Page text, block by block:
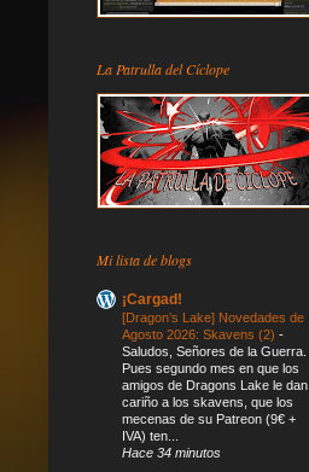
La Patrulla del Cíclope
Mi lista de blogs
¡Cargad!
[Dragon’s Lake] Novedades de
Agosto 2026: Skavens (2) -
Saludos, Señores de la Guerra.
Pues segundo mes en que los
amigos de Dragons Lake le dan
cariño a los skavens, que los
mecenas de su Patreon (9€ +
IVA) ten...
Hace 34 minutos